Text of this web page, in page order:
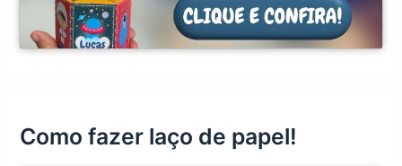
Como fazer laço de papel!